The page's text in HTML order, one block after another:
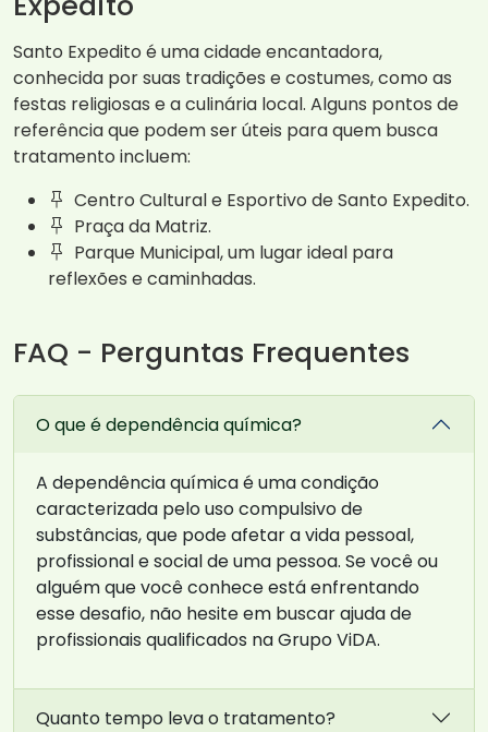
Santo Expedito é uma cidade encantadora,
conhecida por suas tradições e costumes, como as
festas religiosas e a culinária local. Alguns pontos de
referência que podem ser úteis para quem busca
tratamento incluem:
Centro Cultural e Esportivo de Santo Expedito.
Praça da Matriz.
Parque Municipal, um lugar ideal para
reflexões e caminhadas.
FAQ - Perguntas Frequentes
O que é dependência química?
A dependência química é uma condição
caracterizada pelo uso compulsivo de
substâncias, que pode afetar a vida pessoal,
profissional e social de uma pessoa. Se você ou
alguém que você conhece está enfrentando
esse desafio, não hesite em buscar ajuda de
profissionais qualificados na Grupo ViDA.
Quanto tempo leva o tratamento?